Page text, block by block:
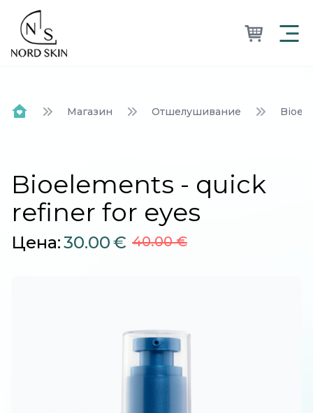
Nordskin
Магазин Отшелушивание
Bioelements - quick
refiner for eyes
Цена:30.00€ 40.00 €